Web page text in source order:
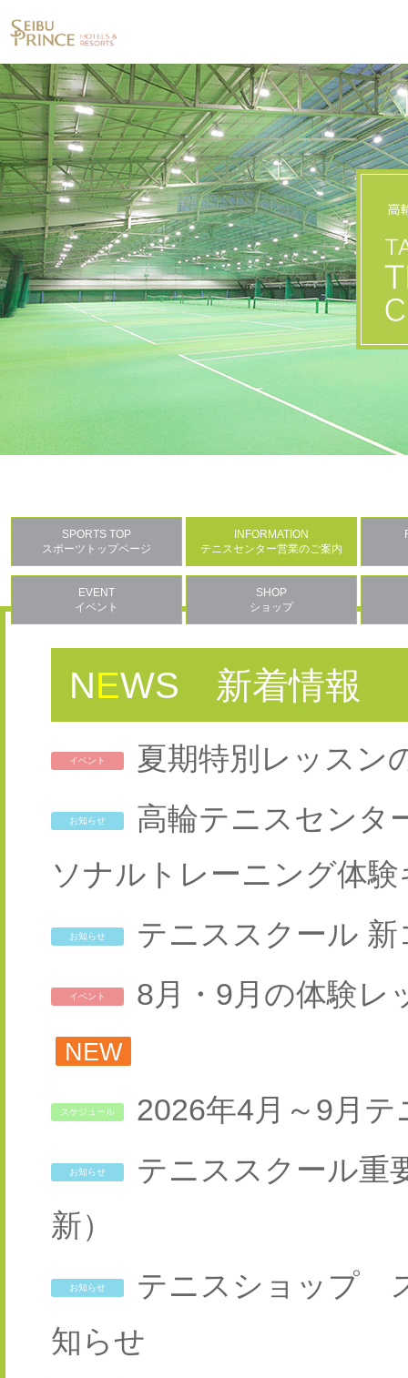
SPORTS TOP
スポーツトップページ
INFORMATION
テニスセンター営業のご案内
EVENT
イベント
SHOP
ショップ
NEWS 新着情報
イベント 夏期特別レッスン
お知らせ
高輪テニスセンタ
ソナルトレーニング体
お知らせ テニススクール
イベント 8月・9月の体験レ
NEW
スケジュール 2026年4月～9月
お知らせ
テニススクール重
新）
お知らせ
テニスショップ
知らせ